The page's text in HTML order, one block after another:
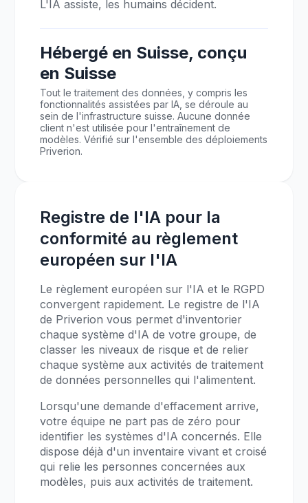
L'IA assiste, les humains décident.
Hébergé en Suisse, conçu
en Suisse
Tout le traitement des données, y compris les
fonctionnalités assistées par IA, se déroule au
sein de l'infrastructure suisse. Aucune donnée
client n'est utilisée pour l'entraînement de
modèles. Vérifié sur l'ensemble des déploiements
Priverion.
Registre de l'IA pour la
conformité au règlement
européen sur l'IA
Le règlement européen sur l'IA et le RGPD
convergent rapidement. Le registre de l'IA
de Priverion vous permet d'inventorier
chaque système d'IA de votre groupe, de
classer les niveaux de risque et de relier
chaque système aux activités de traitement
de données personnelles qui l'alimentent.
Lorsqu'une demande d'effacement arrive,
votre équipe ne part pas de zéro pour
identifier les systèmes d'IA concernés. Elle
dispose déjà d'un inventaire vivant et croisé
qui relie les personnes concernées aux
modèles, puis aux activités de traitement.